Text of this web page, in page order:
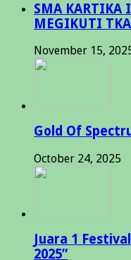
SMA KARTIKA
MEGIKUTI
November 15,
Gold Of
October 24, 2025
Juara 1
2025”